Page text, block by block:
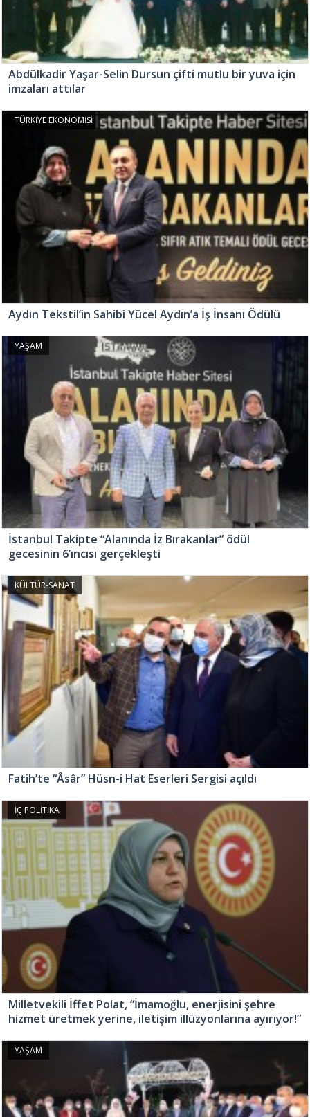
Abdülkadir Yaşar-Selin Dursun çifti mutlu bir yuva için
imzaları attılar
TÜRKİYE EKONOMİSİ
Aydın Tekstil’in Sahibi Yücel Aydın’a İş İnsanı Ödülü
YAŞAM
İstanbul Takipte “Alanında İz Bırakanlar” ödül
gecesinin 6’ıncısı gerçekleşti
KÜLTÜR-SANAT
Fatih’te “Âsâr” Hüsn-i Hat Eserleri Sergisi açıldı
İÇ POLİTİKA
Milletvekili İffet Polat, “İmamoğlu, enerjisini şehre
hizmet üretmek yerine, iletişim illüzyonlarına ayırıyor!”
YAŞAM